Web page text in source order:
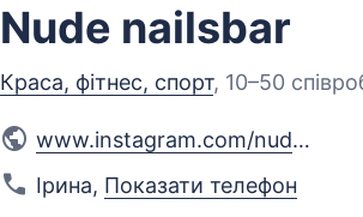
Nude nailsbar
Краса, фітнес, спорт, 10–50
www.instagram.com/nudenailsb
Ірина, Показати телефон